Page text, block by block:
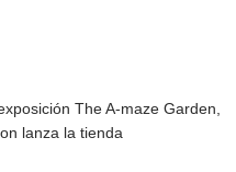
The A-maze Garden,
lanza la tienda